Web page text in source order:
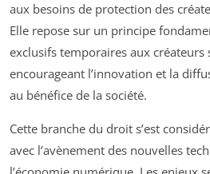
aux besoins de protection des
Elle repose sur un principe
exclusifs temporaires aux
encourageant l’innovation et la
au bénéfice de la société.
Cette branche du droit s’est
avec l’avènement des nouvelles